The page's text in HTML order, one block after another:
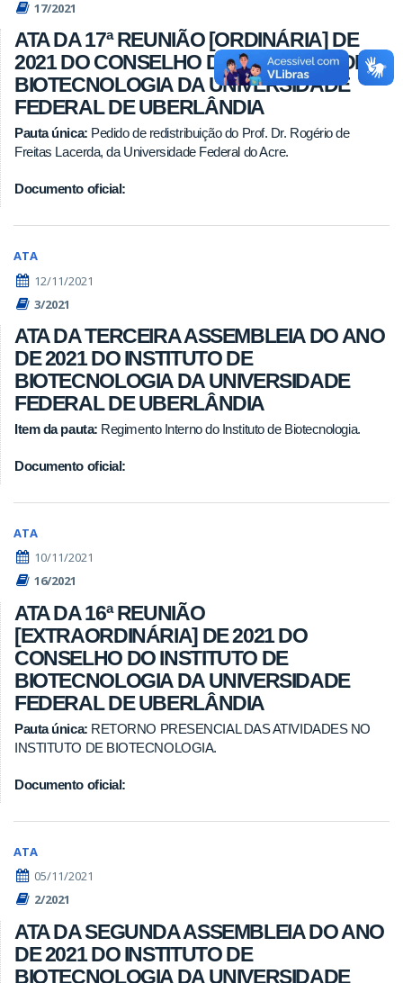
17/2021
ATA DA 17ª REUNIÃO [ORDINÁRIA] DE
2021 DO CONSELHO DO INSTITUTO DE
BIOTECNOLOGIA DA UNIVERSIDADE
FEDERAL DE UBERLÂNDIA
Pauta única: Pedido de redistribuição do Prof. Dr. Rogério de
Freitas Lacerda, da Universidade Federal do Acre.
Documento oficial:
ATA
12/11/2021
3/2021
ATA DA TERCEIRA ASSEMBLEIA DO ANO
DE 2021 DO INSTITUTO DE
BIOTECNOLOGIA DA UNIVERSIDADE
FEDERAL DE UBERLÂNDIA
Item da pauta: Regimento Interno do Instituto de Biotecnologia.
Documento oficial:
ATA
10/11/2021
16/2021
ATA DA 16ª REUNIÃO
[EXTRAORDINÁRIA] DE 2021 DO
CONSELHO DO INSTITUTO DE
BIOTECNOLOGIA DA UNIVERSIDADE
FEDERAL DE UBERLÂNDIA
Pauta única: RETORNO PRESENCIAL DAS ATIVIDADES NO
INSTITUTO DE BIOTECNOLOGIA.
Documento oficial:
ATA
05/11/2021
2/2021
ATA DA SEGUNDA ASSEMBLEIA DO ANO
DE 2021 DO INSTITUTO DE
BIOTECNOLOGIA DA UNIVERSIDADE